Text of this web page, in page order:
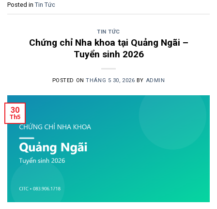
Posted in Tin Tức
TIN TỨC
Chứng chỉ Nha khoa tại Quảng Ngãi –
Tuyển sinh 2026
POSTED ONTHÁNG 5 30, 2026 BY ADMIN
30
Th5